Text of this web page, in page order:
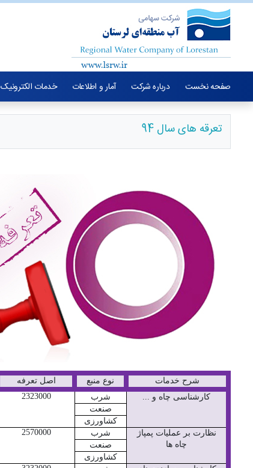
صفحه نخست درباره شرکت آمار و اطلاعات خدمات الکترونیک
تعرقه های سال 94
شرح خدمات نوع منبع اصل تعرفه
کارشناسی چاه و ...
شرب 2323000
صنعت
کشاورزی
نظارت بر عملیات پمپاژ
چاه ها
شرب 2570000
صنعت
کشاورزی